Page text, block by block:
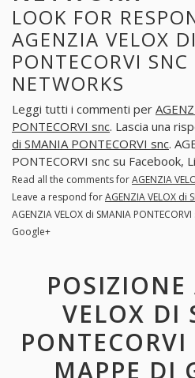
LOOK FOR
AGENZIA VELOX
PONTECORVI
NETWORKS
Leggi tutti i commenti per
PONTECORVI snc. Lascia una
di SMANIA PONTECORVI snc.
PONTECORVI snc su Facebook,
Read all the comments forAGENZIA
Leave a respond forAGENZIA VELOX di
AGENZIA VELOX di SMANIA
Google+
VELOX DI
MAPPE DI